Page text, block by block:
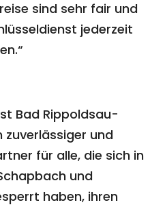
sind sehr fair und
jederzeit
Bad Rippoldsau-
und
für alle, die sich in
und
haben, ihren